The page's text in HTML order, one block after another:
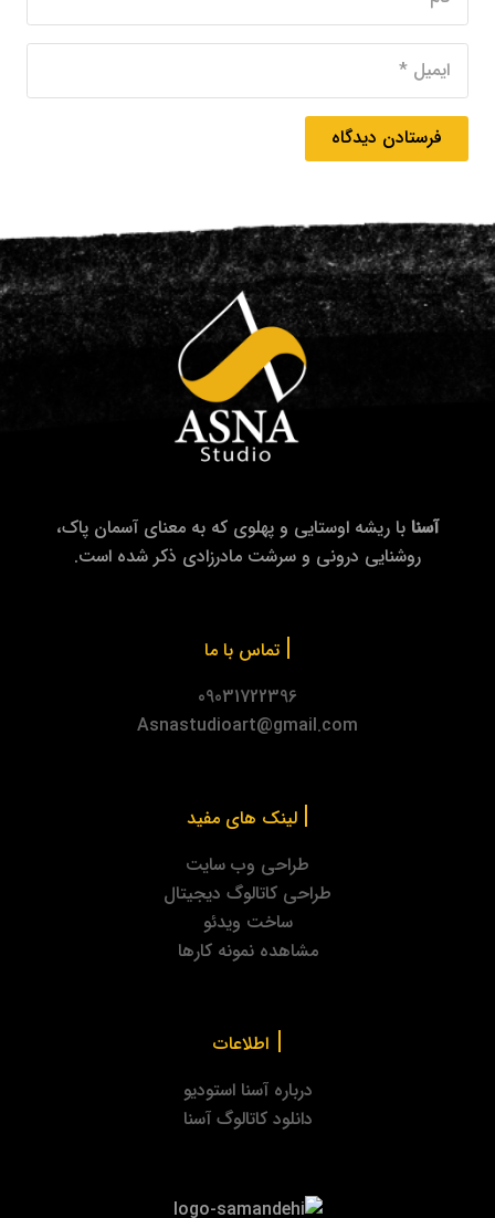
فرستادن دیدگاه
آسنا با ریشه اوستایی و پهلوی که به معنای آسمان پاک،
روشنایی درونی و سرشت مادرزادی ذکر شده است.
| تماس با ما
09031722396
Asnastudioart@gmail.com
| لینک های مفید
طراحی وب سایت
طراحی کاتالوگ دیجیتال
ساخت ویدئو
مشاهده نمونه کارها
|اطلاعات
درباره آسنا استودیو
دانلود کاتالوگ آسنا